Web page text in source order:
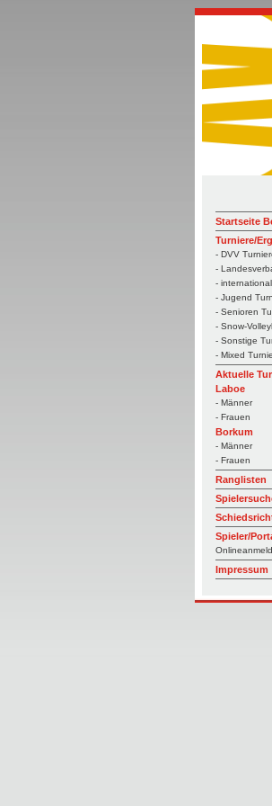
Startseite
Turniere/
- DVV
-
-
- Jugend
- Senioren
- Snow-
- Sonstige
- Mixed
Aktuelle
Laboe
- Männer
- Frauen
Borkum
- Männer
- Frauen
Ranglisten
Spieler/
Impressum